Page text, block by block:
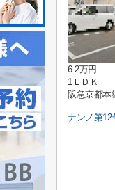
6.2万円
1ＬＤＫ
阪急京都本
ナンノ第12